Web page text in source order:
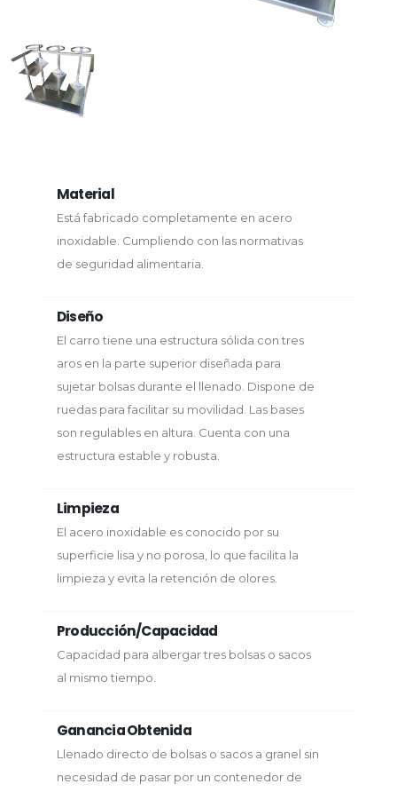
Material
Está fabricado completamente en acero
inoxidable. Cumpliendo con las normativas
de seguridad alimentaria.
Diseño
El carro tiene una estructura sólida con tres
aros en la parte superior diseñada para
sujetar bolsas durante el llenado. Dispone de
ruedas para facilitar su movilidad. Las bases
son regulables en altura. Cuenta con una
estructura estable y robusta.
Limpieza
El acero inoxidable es conocido por su
superficie lisa y no porosa, lo que facilita la
limpieza y evita la retención de olores.
Producción/Capacidad
Capacidad para albergar tres bolsas o sacos
al mismo tiempo.
Ganancia Obtenida
Llenado directo de bolsas o sacos a granel sin
necesidad de pasar por un contenedor de